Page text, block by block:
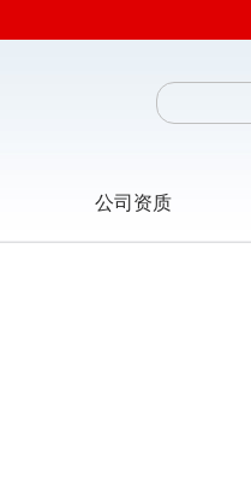
公司资质